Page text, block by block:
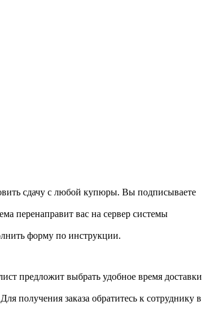
сдачу с любой купюры. Вы подписываете
перенаправит вас на сервер системы
форму по инструкции.
предложит выбрать удобное время доставки
получения заказа обратитесь к сотруднику в